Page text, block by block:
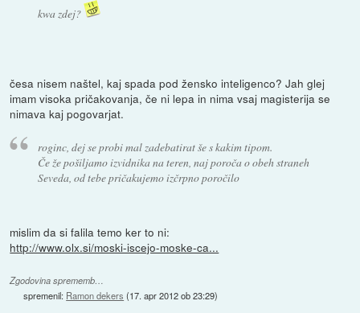
kwa zdej?
česa nisem naštel, kaj spada pod žensko inteligenco? Jah glej
imam visoka pričakovanja, če ni lepa in nima vsaj magisterija se
nimava kaj pogovarjat.
roginc, dej se probi mal zadebatirat še s kakim tipom.
Če že pošiljamo izvidnika na teren, naj poroča o obeh straneh
Seveda, od tebe pričakujemo izčrpno poročilo
mislim da si falila temo ker to ni:
http://www.olx.si/moski-iscejo-moske-ca...
Zgodovina sprememb…
spremenil: Ramon dekers (17. apr 2012 ob 23:29)